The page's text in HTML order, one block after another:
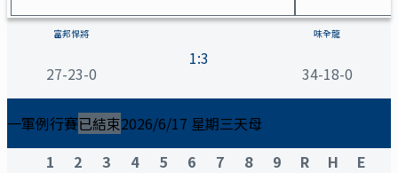
富邦悍將 vs 味全龍 賽事詳情
富邦悍將
27-23-0
1:3
味全龍
34-18-0
一軍例行賽已結束2026/6/17 星期三天母
1
2 3 4 5 6 7 8 9 R H
E